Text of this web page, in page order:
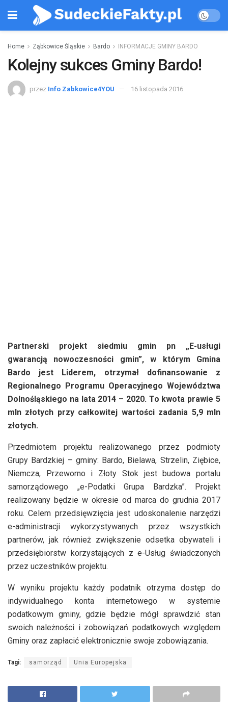
Home Ząbkowice Śląskie Bardo INFORMACJE GMINY BARDO
Kolejny sukces Gminy Bardo!
przez Info Zabkowice4YOU 16 listopada 2016
Partnerski projekt siedmiu gmin pn „E-usługi
gwarancją nowoczesności gmin”, w którym Gmina
Bardo jest Liderem, otrzymał dofinansowanie z
Regionalnego Programu Operacyjnego Województwa
Dolnośląskiego na lata 2014 – 2020. To kwota prawie 5
mln złotych przy całkowitej wartości zadania 5,9 mln
złotych.
Przedmiotem projektu realizowanego przez podmioty
Grupy Bardzkiej – gminy: Bardo, Bielawa, Strzelin, Ziębice,
Niemcza, Przeworno i Złoty Stok jest budowa portalu
samorządowego „e-Podatki Grupa Bardzka”. Projekt
realizowany będzie w okresie od marca do grudnia 2017
roku. Celem przedsięwzięcia jest udoskonalenie narzędzi
e-administracji wykorzystywanych przez wszystkich
partnerów, jak również zwiększenie odsetka obywateli i
przedsiębiorstw korzystających z e-Usług świadczonych
przez uczestników projektu.
W wyniku projektu każdy podatnik otrzyma dostęp do
indywidualnego konta internetowego w systemie
podatkowym gminy, gdzie będzie mógł sprawdzić stan
swoich należności i zobowiązań podatkowych względem
Gminy oraz zapłacić elektronicznie swoje zobowiązania.
Tagi: samorząd Unia Europejska